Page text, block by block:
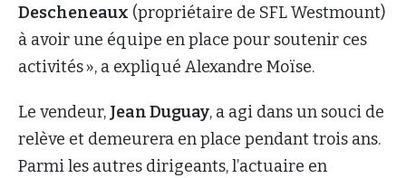
Descheneaux (propriétaire de SFL Westmount)
à avoir une équipe en place pour soutenir ces
activités », a expliqué Alexandre Moïse.
Le vendeur, Jean Duguay, a agi dans un souci de
relève et demeurera en place pendant trois ans.
Parmi les autres dirigeants, l’actuaire en